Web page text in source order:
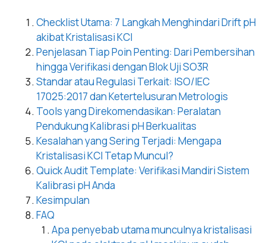
Checklist Utama: 7 Langkah Menghindari Drift pH
akibat Kristalisasi KCl
Penjelasan Tiap Poin Penting: Dari Pembersihan
hingga Verifikasi dengan Blok Uji SO3R
Standar atau Regulasi Terkait: ISO/IEC
17025:2017 dan Ketertelusuran Metrologis
Tools yang Direkomendasikan: Peralatan
Pendukung Kalibrasi pH Berkualitas
Kesalahan yang Sering Terjadi: Mengapa
Kristalisasi KCl Tetap Muncul?
Quick Audit Template: Verifikasi Mandiri Sistem
Kalibrasi pH Anda
Kesimpulan
FAQ
Apa penyebab utama munculnya kristalisasi